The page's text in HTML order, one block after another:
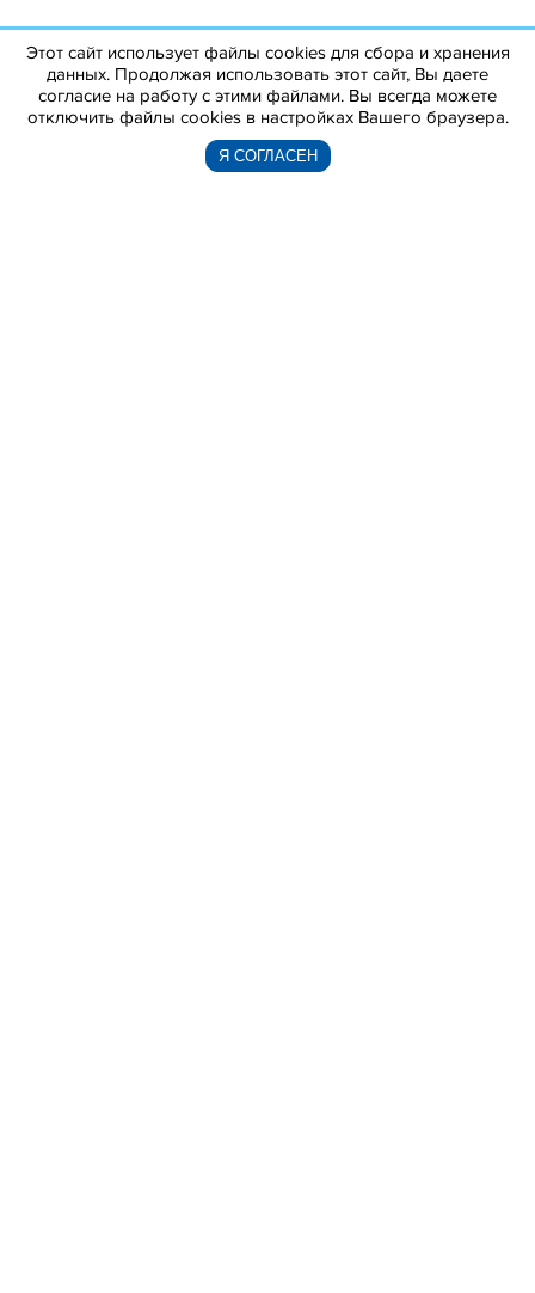
Этот сайт использует файлы cookies для сбора и хранения
данных. Продолжая использовать этот сайт, Вы даете
согласие на работу с этими файлами. Вы всегда можете
отключить файлы cookies в настройках Вашего браузера.
Я СОГЛАСЕН